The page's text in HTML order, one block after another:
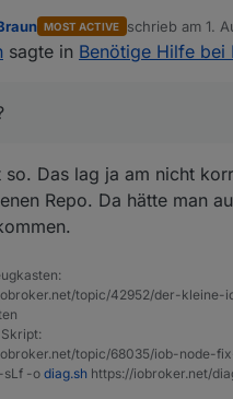
weil der dann gar nicht in der
Unable to locate package
MOST ACTIVE schrieb am 1.
zuletzt editiert
sagte in Benötige Hilfe bei
so. Das lag ja am nicht
Repo. Da hätte man
topic/42952/der-kleine-
topic/68035/iob-node-
sLf -o diag.sh https://iobroker.net/